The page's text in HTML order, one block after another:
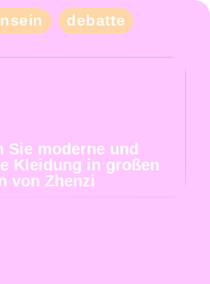
debatte
Sie moderne und
Kleidung in großen
von Zhenzi